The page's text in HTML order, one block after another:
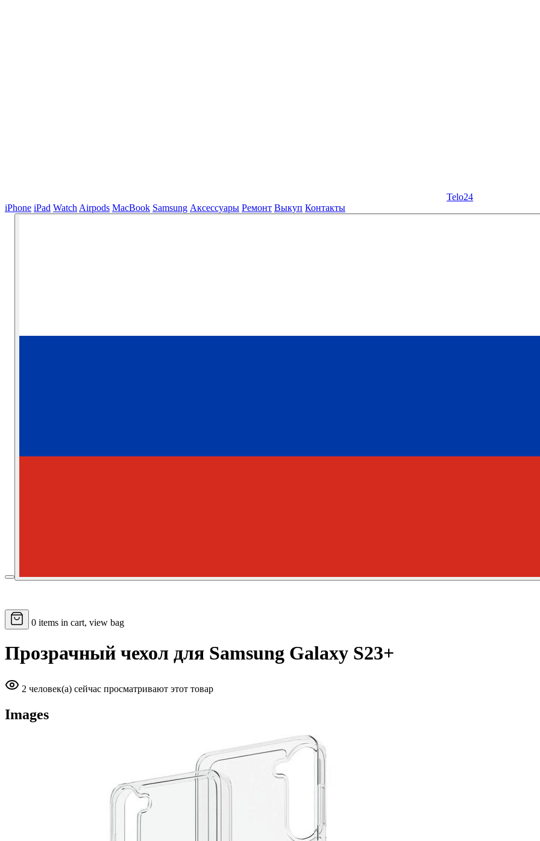
Telo24
iPhone iPad Watch Airpods MacBook Samsung Аксессуары Ремонт Выкуп Контакты
0 items in cart, view bag
Прозрачный чехол для Samsung Galaxy S23+
2 человек(а) сейчас просматривают этот товар
Images